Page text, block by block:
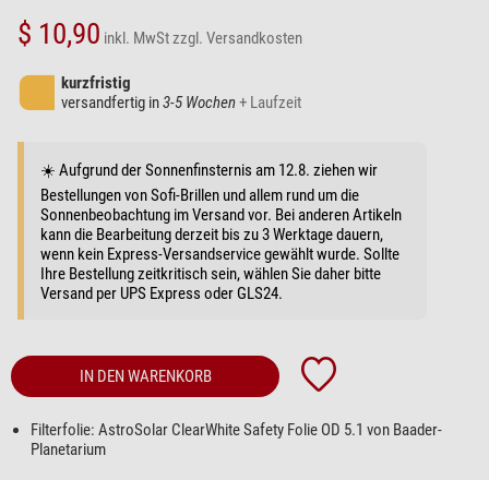
$ 10,90 inkl. MwStzzgl. Versandkosten
kurzfristig
versandfertig in3-5 Wochen+ Laufzeit
☀️ Aufgrund der Sonnenfinsternis am 12.8. ziehen wir
Bestellungen von Sofi-Brillen und allem rund um die
Sonnenbeobachtung im Versand vor. Bei anderen Artikeln
kann die Bearbeitung derzeit bis zu 3 Werktage dauern,
wenn kein Express-Versandservice gewählt wurde. Sollte
Ihre Bestellung zeitkritisch sein, wählen Sie daher bitte
Versand per UPS Express oder GLS24.
IN DEN WARENKORB
Filterfolie: AstroSolar ClearWhite Safety Folie OD 5.1 von Baader-
Planetarium